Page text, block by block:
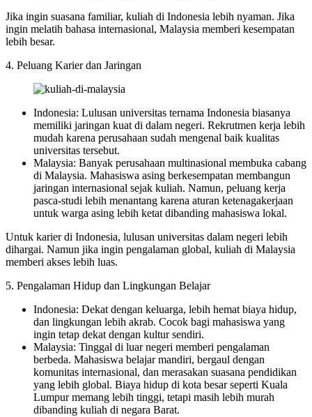
Jika ingin suasana familiar, kuliah di Indonesia lebih nyaman. Jika
ingin melatih bahasa internasional, Malaysia memberi kesempatan
lebih besar.
4. Peluang Karier dan Jaringan
Indonesia: Lulusan universitas ternama Indonesia biasanya
memiliki jaringan kuat di dalam negeri. Rekrutmen kerja lebih
mudah karena perusahaan sudah mengenal baik kualitas
universitas tersebut.
Malaysia: Banyak perusahaan multinasional membuka cabang
di Malaysia. Mahasiswa asing berkesempatan membangun
jaringan internasional sejak kuliah. Namun, peluang kerja
pasca-studi lebih menantang karena aturan ketenagakerjaan
untuk warga asing lebih ketat dibanding mahasiswa lokal.
Untuk karier di Indonesia, lulusan universitas dalam negeri lebih
dihargai. Namun jika ingin pengalaman global, kuliah di Malaysia
memberi akses lebih luas.
5. Pengalaman Hidup dan Lingkungan Belajar
Indonesia: Dekat dengan keluarga, lebih hemat biaya hidup,
dan lingkungan lebih akrab. Cocok bagi mahasiswa yang
ingin tetap dekat dengan kultur sendiri.
Malaysia: Tinggal di luar negeri memberi pengalaman
berbeda. Mahasiswa belajar mandiri, bergaul dengan
komunitas internasional, dan merasakan suasana pendidikan
yang lebih global. Biaya hidup di kota besar seperti Kuala
Lumpur memang lebih tinggi, tetapi masih lebih murah
dibanding kuliah di negara Barat.